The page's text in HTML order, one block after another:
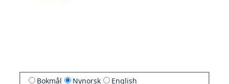
Bokmål Nynorsk English